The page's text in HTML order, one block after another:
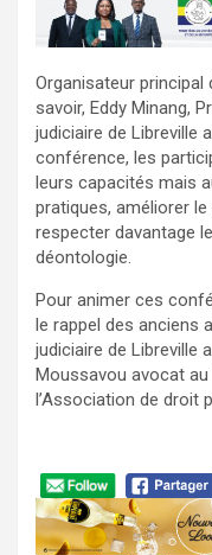
Organisateur
savoir, Eddy Minang,
judiciaire de Libreville
conférence, les
leurs capacités mais
pratiques, améliorer
respecter davantage
déontologie.
Pour animer ces
le rappel des anciens
judiciaire de Libreville
Moussavou avocat
l’Association de droit